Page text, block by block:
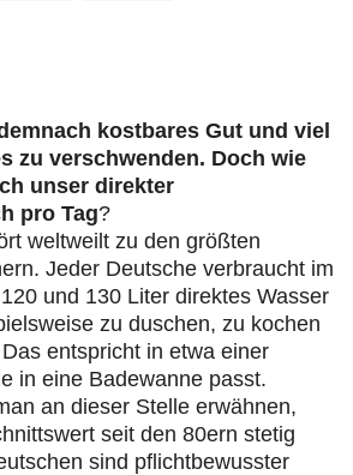
kostbares Gut und viel
zu verschwenden. Doch wie
unser direkter
pro Tag?
weltweilt zu den größten
Jeder Deutsche verbraucht im
und 130 Liter direktes Wasser
zu duschen, zu kochen
entspricht in etwa einer
in eine Badewanne passt.
an dieser Stelle erwähnen,
seit den 80ern stetig
sind pflichtbewusster